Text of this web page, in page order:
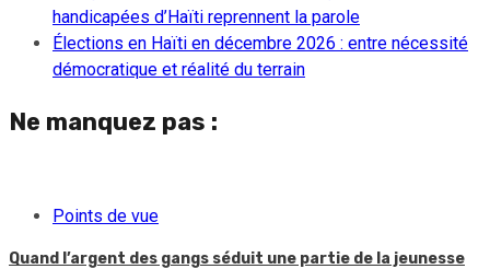
handicapées d’Haïti reprennent la parole
Élections en Haïti en décembre 2026 : entre nécessité
démocratique et réalité du terrain
Ne manquez pas :
Points de vue
Quand l’argent des gangs séduit une partie de la jeunesse